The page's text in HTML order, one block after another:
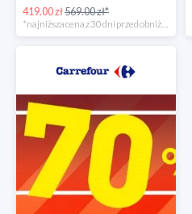
419.00 zł569.00 zł*
*najniższa cena z 30 dni przed obniżką